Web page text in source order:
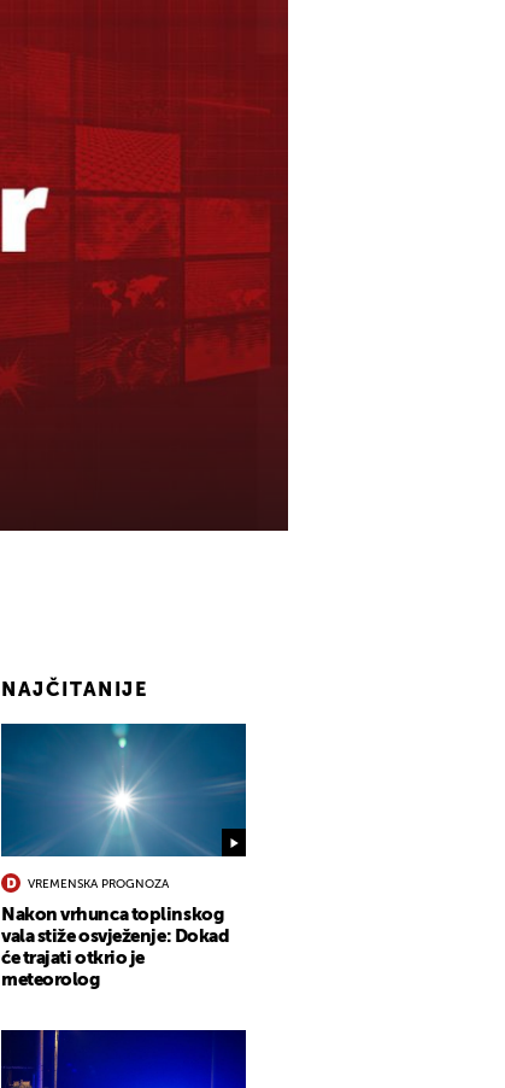
NAJČITANIJE
VREMENSKA PROGNOZA
Nakon vrhunca toplinskog
vala stiže osvježenje: Dokad
će trajati otkrio je
meteorolog